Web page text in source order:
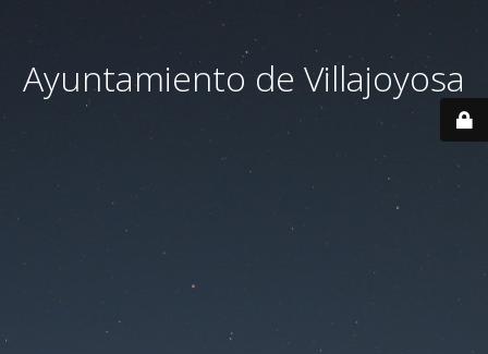
Ayuntamiento de Villajoyosa